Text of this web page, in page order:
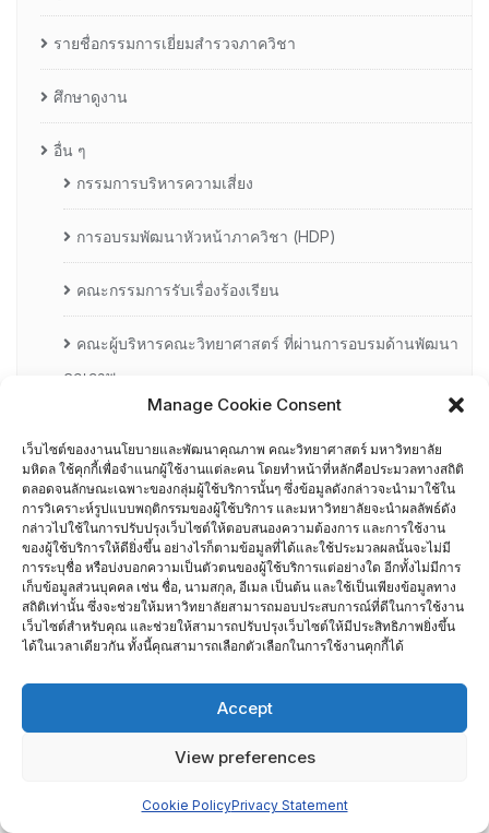
Manage Cookie Consent
เว็บไซต์ของงานนโยบายและพัฒนาคุณภาพ คณะวิทยาศาสตร์ มหาวิทยาลัย
มหิดล ใช้คุกกี้เพื่อจำแนกผู้ใช้งานแต่ละคน โดยทำหน้าที่หลักคือประมวลทางสถิติ
ตลอดจนลักษณะเฉพาะของกลุ่มผู้ใช้บริการนั้นๆ ซึ่งข้อมูลดังกล่าวจะนำมาใช้ใน
การวิเคราะห์รูปแบบพฤติกรรมของผู้ใช้บริการ และมหาวิทยาลัยจะนำผลลัพธ์ดัง
กล่าวไปใช้ในการปรับปรุงเว็บไซต์ให้ตอบสนองความต้องการ และการใช้งาน
ของผู้ใช้บริการให้ดียิ่งขึ้น อย่างไรก็ตามข้อมูลที่ได้และใช้ประมวลผลนั้นจะไม่มี
การระบุชื่อ หรือบ่งบอกความเป็นตัวตนของผู้ใช้บริการแต่อย่างใด อีกทั้งไม่มีการ
เก็บข้อมูลส่วนบุคคล เช่น ชื่อ, นามสกุล, อีเมล เป็นต้น และใช้เป็นเพียงข้อมูลทาง
สถิติเท่านั้น ซึ่งจะช่วยให้มหาวิทยาลัยสามารถมอบประสบการณ์ที่ดีในการใช้งาน
เว็บไซต์สำหรับคุณ และช่วยให้สามารถปรับปรุงเว็บไซต์ให้มีประสิทธิภาพยิ่งขึ้น
ได้ในเวลาเดียวกัน ทั้งนี้คุณสามารถเลือกตัวเลือกในการใช้งานคุกกี้ได้
Accept
View preferences
Cookie PolicyPrivacy Statement
รายชื่อกรรมการเยี่ยมสำรวจภาควิชา
ศึกษาดูงาน
อื่น ๆ
กรรมการบริหารความเสี่ยง
การอบรมพัฒนาหัวหน้าภาควิชา (HDP)
คณะกรรมการรับเรื่องร้องเรียน
คณะผู้บริหารคณะวิทยาศาสตร์ ที่ผ่านการอบรมด้านพัฒนา
คุณภาพ
ผู้ตรวจประเมิน MUQD
ผู้บริหาร
ปฏิทินกิจกรรม
ประกันคุณภาพภายนอก
การประเมินส่วนงานโดย TRIS ปี 2556-2559